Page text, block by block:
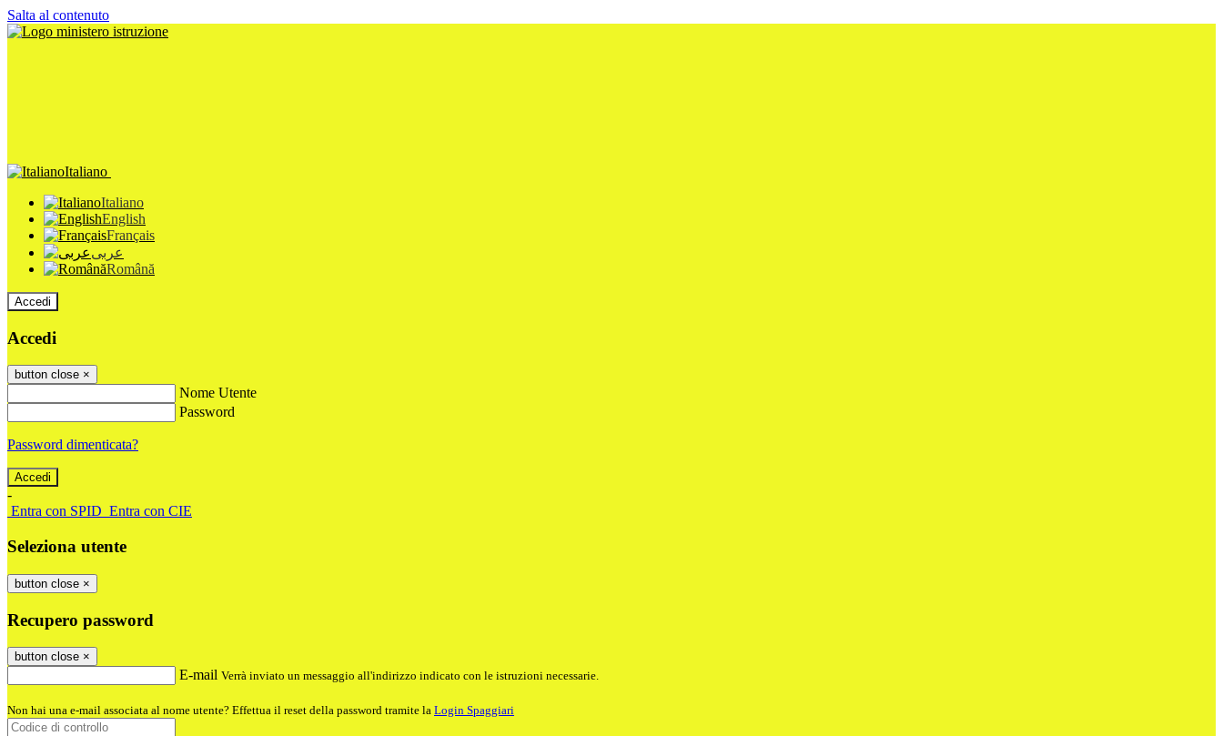
Salta al contenuto
Italiano
Italiano
English
Français
عربى
Română
Accedi
Accedi
button close ×
Nome Utente
Password
Password dimenticata?
-
Entra con SPID Entra con CIE
Seleziona utente
button close ×
Recupero password
button close ×
E-mail Verrà inviato un messaggio all'indirizzo indicato con le istruzioni necessarie.
Non hai una e-mail associata al nome utente? Effettua il reset della password tramite la Login Spaggiari